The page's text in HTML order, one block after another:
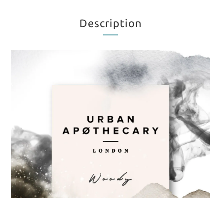
Description